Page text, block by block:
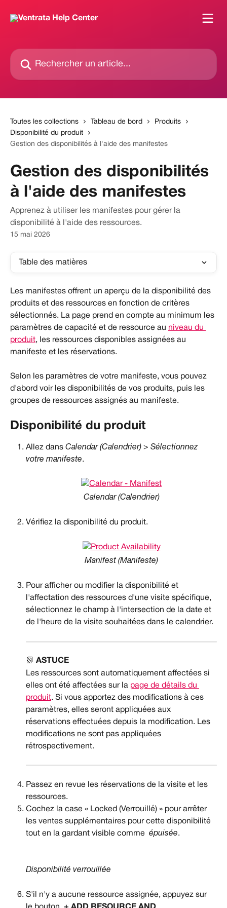
Rechercher un article...
Toutes les collections Tableau de bord
Produits
Disponibilité du produit
Gestion des disponibilités à l'aide des manifestes
Gestion des disponibilités
à l'aide des manifestes
Apprenez à utiliser les manifestes pour gérer la
disponibilité à l'aide des ressources.
15 mai 2026
Table des matières
Les manifestes offrent un aperçu de la disponibilité des
produits et des ressources en fonction de critères
sélectionnés. La page prend en compte au minimum les
paramètres de capacité et de ressource au niveau du
produit, les ressources disponibles assignées au
manifeste et les réservations.
Selon les paramètres de votre manifeste, vous pouvez
d'abord voir les disponibilités de vos produits, puis les
groupes de ressources assignés au manifeste.
Disponibilité du produit
Allez dans Calendar (Calendrier) > Sélectionnez
votre manifeste.
Calendar (Calendrier)
Vérifiez la disponibilité du produit.
Manifest (Manifeste)
Pour afficher ou modifier la disponibilité et
l'affectation des ressources d'une visite spécifique,
sélectionnez le champ à l'intersection de la date et
de l'heure de la visite souhaitées dans le calendrier.
📗 ASTUCE
Les ressources sont automatiquement affectées si
elles ont été affectées sur la page de détails du
produit. Si vous apportez des modifications à ces
paramètres, elles seront appliquées aux
réservations effectuées depuis la modification. Les
modifications ne sont pas appliquées
rétrospectivement.
Passez en revue les réservations de la visite et les
ressources.
Cochez la case « Locked (Verrouillé) » pour arrêter
les ventes supplémentaires pour cette disponibilité
tout en la gardant visible comme épuisée.
Disponibilité verrouillée
S'il n'y a aucune ressource assignée, appuyez sur